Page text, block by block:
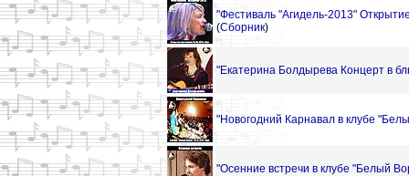
"Фестиваль "Агидель-2013"
(Сборник)
"Екатерина Болдырева Концерт в
"Новогодний Карнавал в клубе
"Осенние встречи в клубе "Белый